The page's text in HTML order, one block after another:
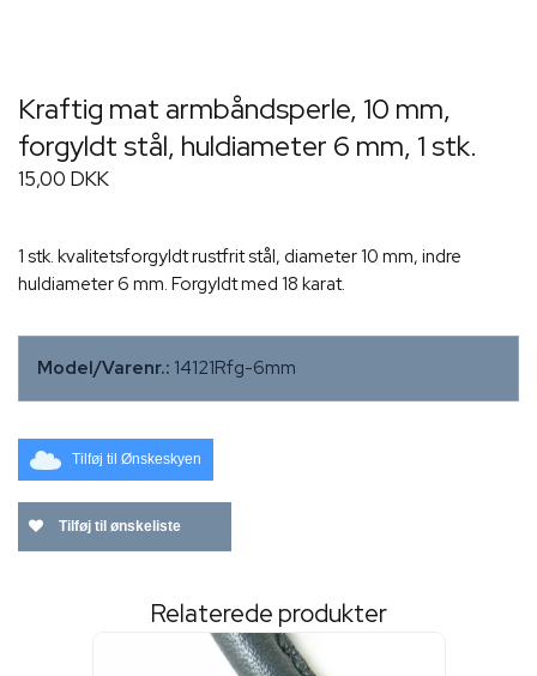
Kraftig mat armbåndsperle, 10 mm,
forgyldt stål, huldiameter 6 mm, 1 stk.
15,00 DKK
1 stk. kvalitetsforgyldt rustfrit stål, diameter 10 mm, indre
huldiameter 6 mm. Forgyldt med 18 karat.
Model/Varenr.: 14121Rfg-6mm
Tilføj til Ønskeskyen
Tilføj til ønskeliste
Relaterede produkter